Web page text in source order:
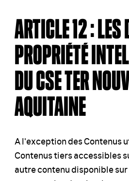
ARTICLE 12 : LES
PROPRIÉTÉ
DU CSE TER
AQUITAINE
A l'exception des Contenus
Contenus tiers accessibles
autre contenu disponible